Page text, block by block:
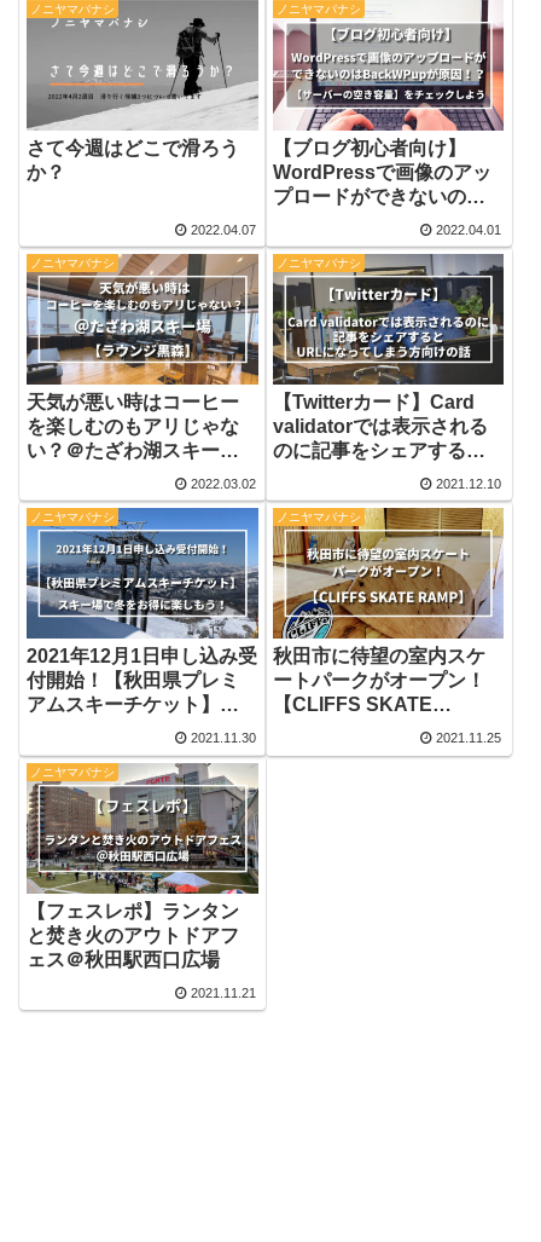
ノニヤマバナシ
さて今週はどこで滑ろう
か？
2022.04.07
ノニヤマバナシ
【ブログ初心者向け】
WordPressで画像のアッ
プロードができないのは
BackWPupが原因！？
【サーバーの空き容量】
をチェックしよう
2022.04.01
ノニヤマバナシ
天気が悪い時はコーヒー
を楽しむのもアリじゃな
い？＠たざわ湖スキー場
【ラウンジ黒森】
2022.03.02
ノニヤマバナシ
【Twitterカード】Card
validatorでは表示される
のに記事をシェアすると
URLになってしまう方向
けの話
2021.12.10
ノニヤマバナシ
2021年12月1日申し込み受
付開始！【秋田県プレミ
アムスキーチケット】ス
キー場で冬をお得に楽し
もう！
2021.11.30
ノニヤマバナシ
秋田市に待望の室内スケ
ートパークがオープン！
【CLIFFS SKATE
2021.11.25
ノニヤマバナシ
【フェスレポ】ランタン
と焚き火のアウトドアフ
ェス＠秋田駅西口広場
2021.11.21